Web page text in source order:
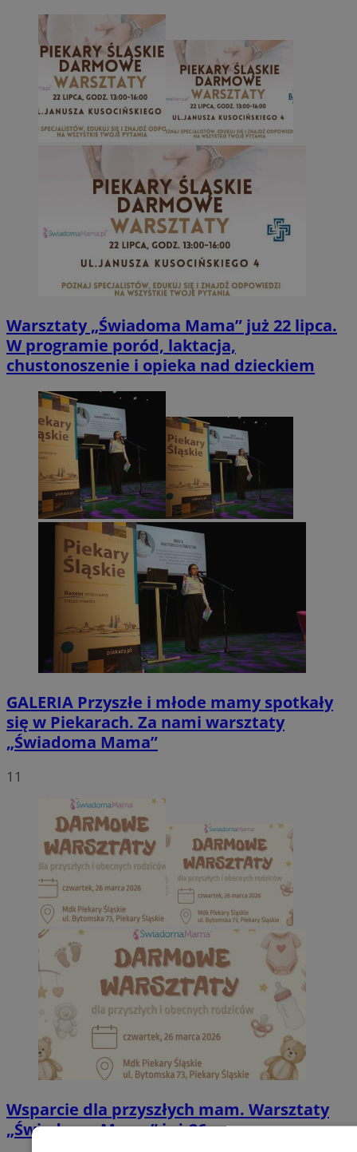
Warsztaty „Świadoma Mama” już 22 lipca.
W programie poród, laktacja,
chustonoszenie i opieka nad dzieckiem
GALERIA Przyszłe i młode mamy spotkały
się w Piekarach. Za nami warsztaty
„Świadoma Mama”
11
Wsparcie dla przyszłych mam. Warsztaty
„Świadoma Mama” już 26 marca